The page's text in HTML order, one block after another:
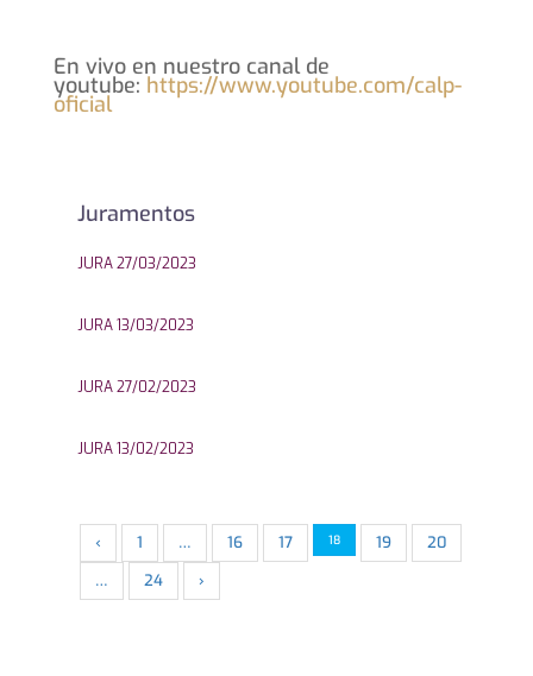
En vivo en nuestro canal de
youtube: https://www.youtube.com/calp-
oficial
Juramentos
JURA 27/03/2023
JURA 13/03/2023
JURA 27/02/2023
JURA 13/02/2023
‹ 1 … 16 17 18 19
20
…
24 ›